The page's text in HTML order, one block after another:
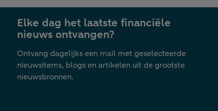
Elke dag het laatste financiële
nieuws ontvangen?
Ontvang dagelijks een mail met geselecteerde
nieuwsitems, blogs en artikelen uit de grootste
nieuwsbronnen.